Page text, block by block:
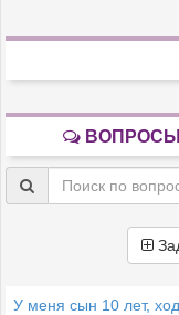
ВОПРОСЫ
У меня сын 10 лет,